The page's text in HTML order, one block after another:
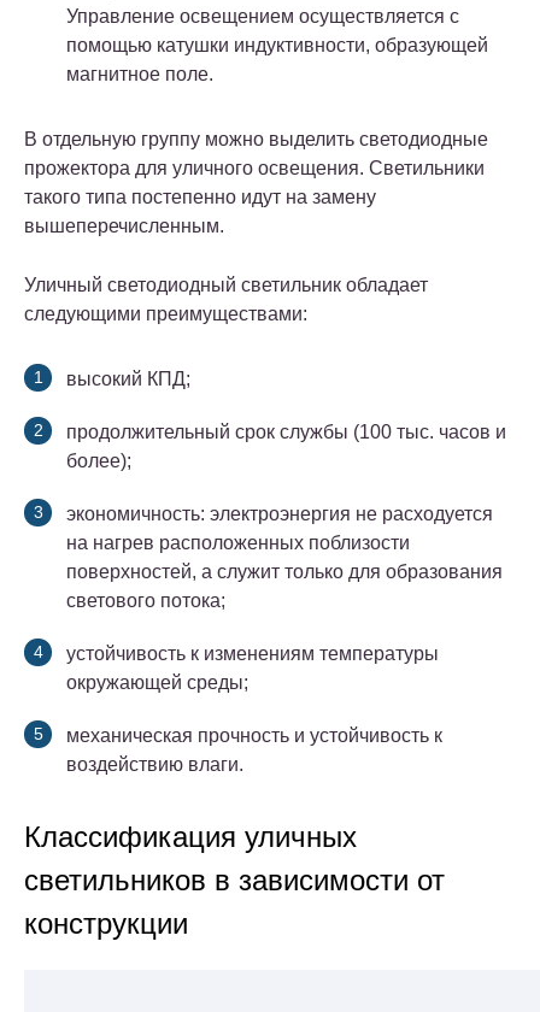
Управление освещением осуществляется с
помощью катушки индуктивности, образующей
магнитное поле.
В отдельную группу можно выделить светодиодные
прожектора для уличного освещения. Светильники
такого типа постепенно идут на замену
вышеперечисленным.
Уличный светодиодный светильник обладает
следующими преимуществами:
высокий КПД;
продолжительный срок службы (100 тыс. часов и
более);
экономичность: электроэнергия не расходуется
на нагрев расположенных поблизости
поверхностей, а служит только для образования
светового потока;
устойчивость к изменениям температуры
окружающей среды;
механическая прочность и устойчивость к
воздействию влаги.
Классификация уличных
светильников в зависимости от
конструкции